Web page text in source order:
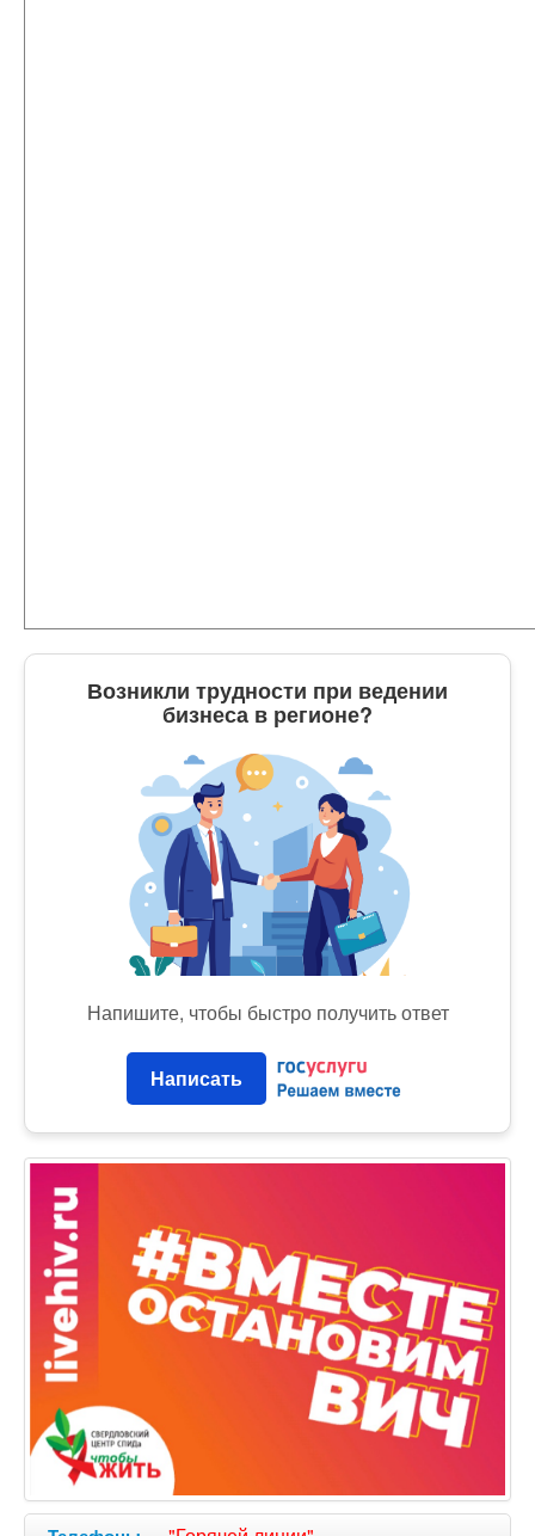
Возникли трудности при ведении
бизнеса в регионе?
Напишите, чтобы быстро получить ответ
Написать